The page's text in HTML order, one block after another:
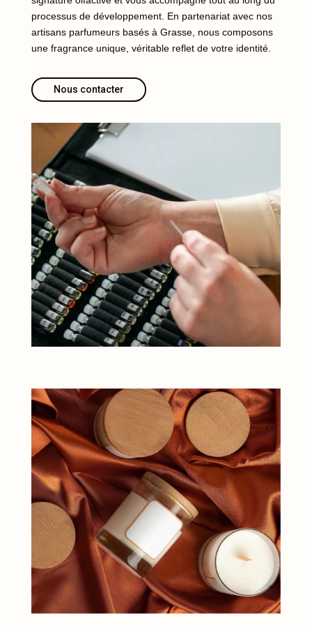
processus de développement. En partenariat avec nos
artisans parfumeurs basés à Grasse, nous composons
une fragrance unique, véritable reflet de votre identité.
Nous contacter